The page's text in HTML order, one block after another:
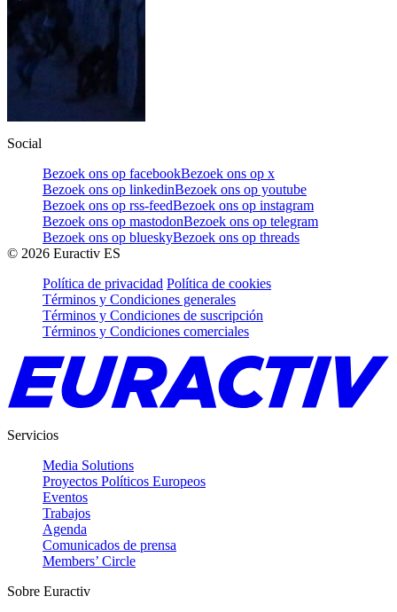
Social
Bezoek ons op facebookBezoek ons op x
Bezoek ons op linkedinBezoek ons op youtube
Bezoek ons op rss-feedBezoek ons op instagram
Bezoek ons op mastodonBezoek ons op telegram
Bezoek ons op blueskyBezoek ons op threads
© 2026 Euractiv ES
Política de privacidad Política de cookies
Términos y Condiciones generales
Términos y Condiciones de suscripción
Términos y Condiciones comerciales
Servicios
Media Solutions
Proyectos Políticos Europeos
Eventos
Trabajos
Agenda
Comunicados de prensa
Members’ Circle
Sobre Euractiv